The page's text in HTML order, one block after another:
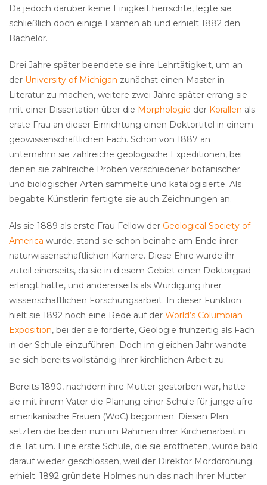
Da jedoch darüber keine Einigkeit herrschte, legte sie
schließlich doch einige Examen ab und erhielt 1882 den
Bachelor.
Drei Jahre später beendete sie ihre Lehrtätigkeit, um an
der University of Michigan zunächst einen Master in
Literatur zu machen, weitere zwei Jahre später errang sie
mit einer Dissertation über die Morphologie der Korallen als
erste Frau an dieser Einrichtung einen Doktortitel in einem
geowissenschaftlichen Fach. Schon von 1887 an
unternahm sie zahlreiche geologische Expeditionen, bei
denen sie zahlreiche Proben verschiedener botanischer
und biologischer Arten sammelte und katalogisierte. Als
begabte Künstlerin fertigte sie auch Zeichnungen an.
Als sie 1889 als erste Frau Fellow der Geological Society of
America wurde, stand sie schon beinahe am Ende ihrer
naturwissenschaftlichen Karriere. Diese Ehre wurde ihr
zuteil einerseits, da sie in diesem Gebiet einen Doktorgrad
erlangt hatte, und andererseits als Würdigung ihrer
wissenschaftlichen Forschungsarbeit. In dieser Funktion
hielt sie 1892 noch eine Rede auf der World’s Columbian
Exposition, bei der sie forderte, Geologie frühzeitig als Fach
in der Schule einzuführen. Doch im gleichen Jahr wandte
sie sich bereits vollständig ihrer kirchlichen Arbeit zu.
Bereits 1890, nachdem ihre Mutter gestorben war, hatte
sie mit ihrem Vater die Planung einer Schule für junge afro-
amerikanische Frauen (WoC) begonnen. Diesen Plan
setzten die beiden nun im Rahmen ihrer Kirchenarbeit in
die Tat um. Eine erste Schule, die sie eröffneten, wurde bald
darauf wieder geschlossen, weil der Direktor Morddrohung
erhielt. 1892 gründete Holmes nun das nach ihrer Mutter